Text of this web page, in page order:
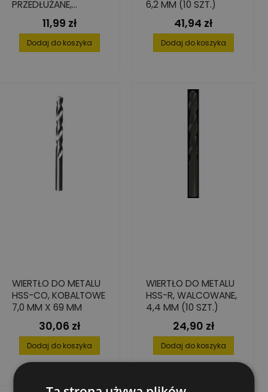
PRZEDŁUŻANE,
5,0X87/132
Cena
11,99 zł
Dodaj do koszyka
6,2 MM (10 SZT.)
Cena
41,94 zł
Dodaj do koszyka
WIERTŁO DO METALU
HSS-CO, KOBALTOWE
7,0 MM X 69 MM
Cena
30,06 zł
Dodaj do koszyka
WIERTŁO DO METALU
HSS-R, WALCOWANE,
4,4 MM (10 SZT.)
Cena
24,90 zł
Dodaj do koszyka